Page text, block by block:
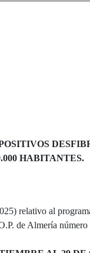
HABITANTES.
relativo al
de Almería